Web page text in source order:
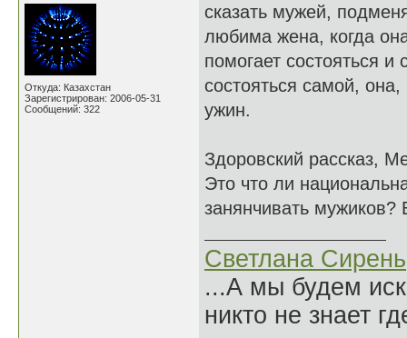
Откуда: Казахстан
Зарегистрирован: 2006-05-31
Сообщений: 322
сказать мужей,
любима жена, когда
помогает состояться
состояться самой,
ужин.
Здоровский рассказ,
Это что ли
занянчивать
Светлана Сирень
...А мы будем
никто не знает